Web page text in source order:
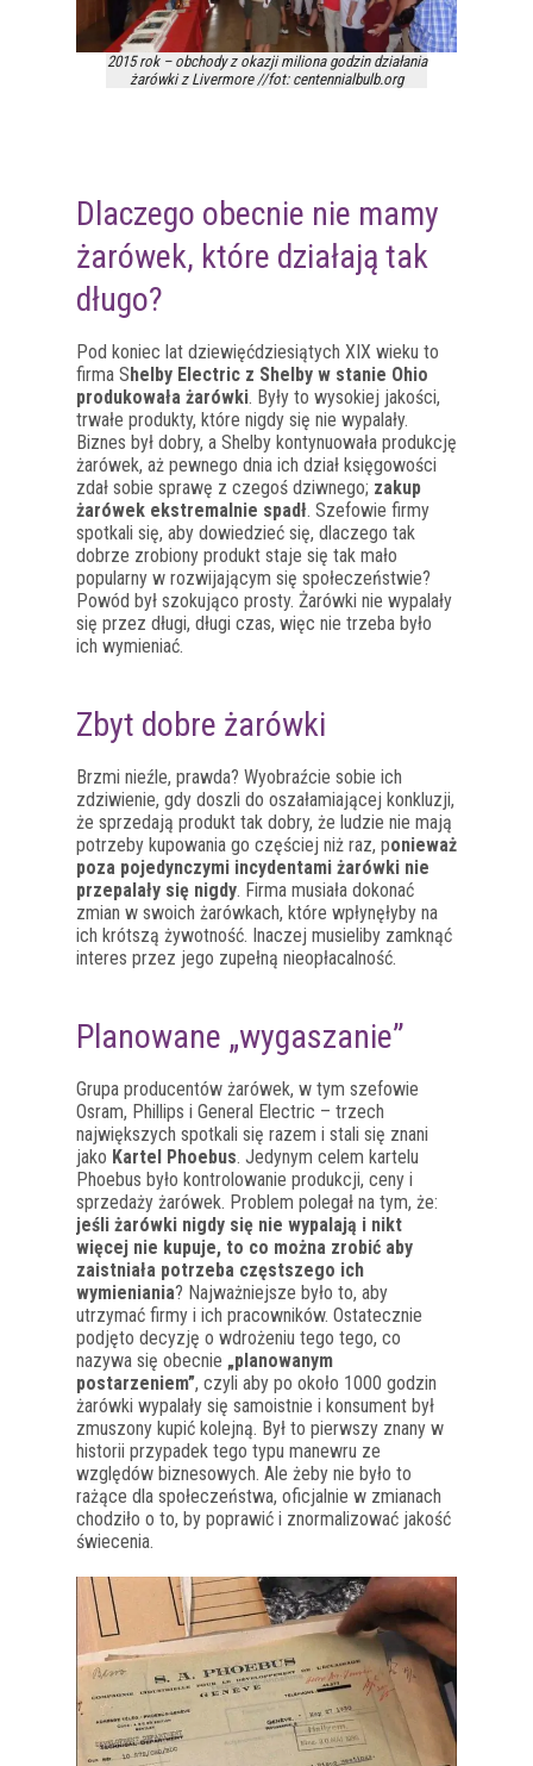
2015 rok – obchody z okazji miliona godzin działania
żarówki z Livermore //fot: centennialbulb.org
Dlaczego obecnie nie mamy
żarówek, które działają tak
długo?
Pod koniec lat dziewięćdziesiątych XIX wieku to
firma S helby Electric z Shelby w stanie Ohio
produkowała żarówki. Były to wysokiej jakości,
trwałe produkty, które nigdy się nie wypalały.
Biznes był dobry, a Shelby kontynuowała produkcję
żarówek, aż pewnego dnia ich dział księgowości
zdał sobie sprawę z czegoś dziwnego; zakup
żarówek ekstremalnie spadł. Szefowie firmy
spotkali się, aby dowiedzieć się, dlaczego tak
dobrze zrobiony produkt staje się tak mało
popularny w rozwijającym się społeczeństwie?
Powód był szokująco prosty. Żarówki nie wypalały
się przez długi, długi czas, więc nie trzeba było
ich wymieniać.
Zbyt dobre żarówki
Brzmi nieźle, prawda? Wyobraźcie sobie ich
zdziwienie, gdy doszli do oszałamiającej konkluzji,
że sprzedają produkt tak dobry, że ludzie nie mają
potrzeby kupowania go częściej niż raz, ponieważ
poza pojedynczymi incydentami żarówki nie
przepalały się nigdy. Firma musiała dokonać
zmian w swoich żarówkach, które wpłynęłyby na
ich krótszą żywotność. Inaczej musieliby zamknąć
interes przez jego zupełną nieopłacalność.
Planowane „wygaszanie”
Grupa producentów żarówek, w tym szefowie
Osram, Phillips i General Electric – trzech
największych spotkali się razem i stali się znani
jako Kartel Phoebus. Jedynym celem kartelu
Phoebus było kontrolowanie produkcji, ceny i
sprzedaży żarówek. Problem polegał na tym, że:
jeśli żarówki nigdy się nie wypalają i nikt
więcej nie kupuje, to co można zrobić aby
zaistniała potrzeba częstszego ich
wymieniania? Najważniejsze było to, aby
utrzymać firmy i ich pracowników. Ostatecznie
podjęto decyzję o wdrożeniu tego tego, co
nazywa się obecnie „planowanym
postarzeniem”, czyli aby po około 1000 godzin
żarówki wypalały się samoistnie i konsument był
zmuszony kupić kolejną. Był to pierwszy znany w
historii przypadek tego typu manewru ze
względów biznesowych. Ale żeby nie było to
rażące dla społeczeństwa, oficjalnie w zmianach
chodziło o to, by poprawić i znormalizować jakość
świecenia.